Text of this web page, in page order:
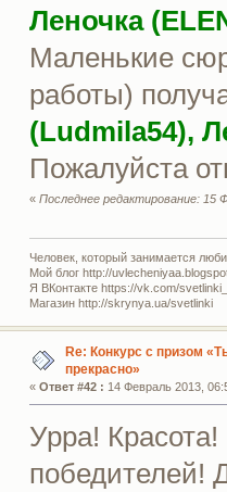
Леночка
Маленькие
работы)
(Ludmila54),
Пожалуйста
«Последнее редактирование:
Человек, который занимается
Мой блог http://
Я ВКонтакте https://vk.com/
Магазин http://skrynya.ua/svetlinki
Re: Конкурс с призом
прекрасно»
«Ответ #42 : 14 Февраль 2013,
Урра!
победителей!